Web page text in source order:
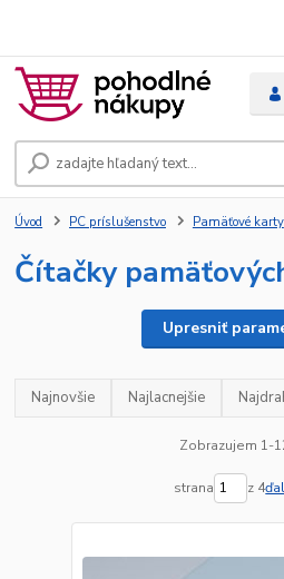
Úvod PC príslušenstvo Pamäťové karty
Čítačky
Upresniť
Najnovšie Najlacnejšie
Zobrazujem 1-
strana z 4